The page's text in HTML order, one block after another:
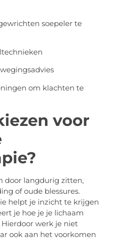
soepeler te
om klachten te
voor
door langdurig zitten,
of oude blessures.
helpt je inzicht te krijgen
je hoe je je lichaam
werk je niet
ook aan het voorkomen